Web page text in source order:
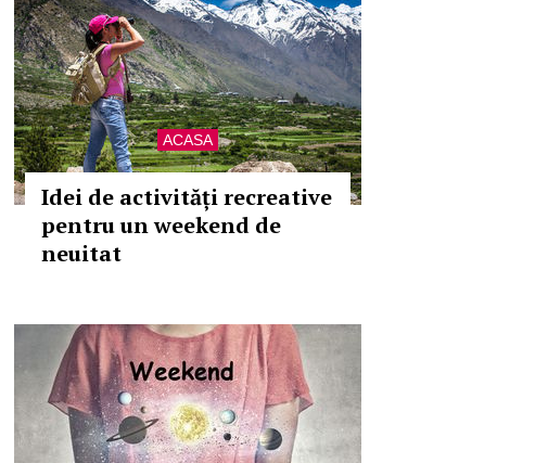
ACASA
Idei de activități recreative
pentru un weekend de
neuitat